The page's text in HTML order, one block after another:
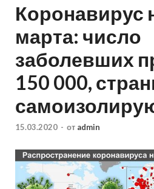
Коронавирус
марта: число
заболевших
150 000,
15.03.2020 - от admin